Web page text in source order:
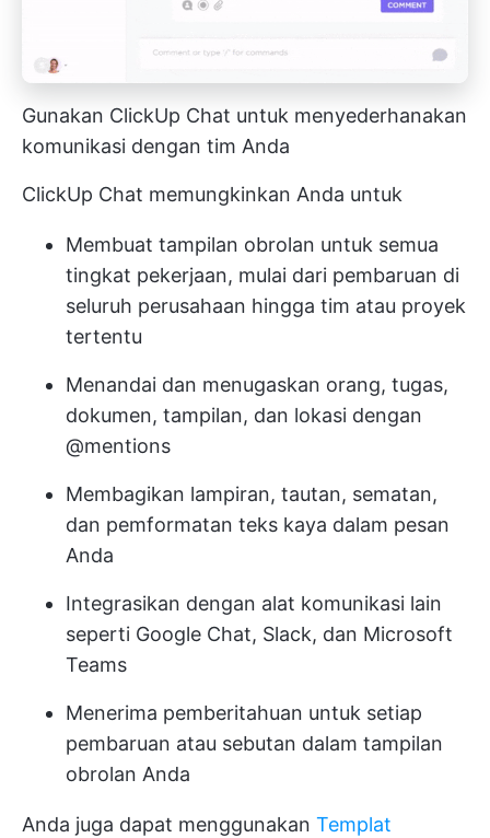
Gunakan ClickUp Chat untuk menyederhanakan
komunikasi dengan tim Anda
ClickUp Chat memungkinkan Anda untuk
Membuat tampilan obrolan untuk semua
tingkat pekerjaan, mulai dari pembaruan di
seluruh perusahaan hingga tim atau proyek
tertentu
Menandai dan menugaskan orang, tugas,
dokumen, tampilan, dan lokasi dengan
@mentions
Membagikan lampiran, tautan, sematan,
dan pemformatan teks kaya dalam pesan
Anda
Integrasikan dengan alat komunikasi lain
seperti Google Chat, Slack, dan Microsoft
Teams
Menerima pemberitahuan untuk setiap
pembaruan atau sebutan dalam tampilan
obrolan Anda
Anda juga dapat menggunakan Templat